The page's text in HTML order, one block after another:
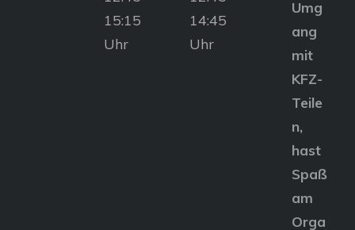
15:15
Uhr
14:45
Uhr
Umg
ang
mit
KFZ-
Teile
n,
hast
Spaß
am
Orga